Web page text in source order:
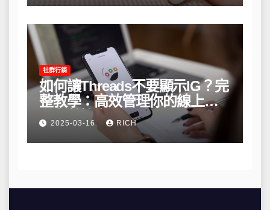
社群行銷
如何讓Threads不要顯示IG？完
整教學：高效管理你的線上隱
私與數據安全
2025-03-16 RICH